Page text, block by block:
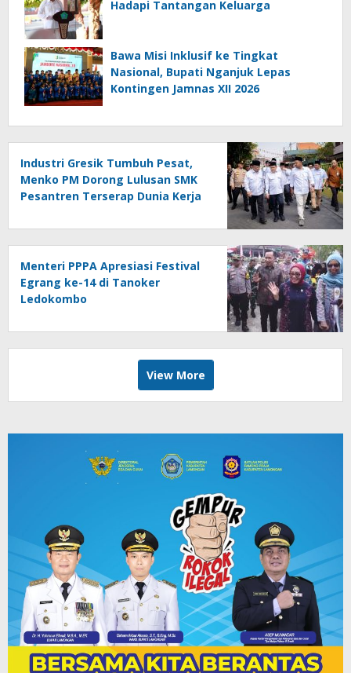
Hadapi Tantangan Keluarga
Bawa Misi Inklusif ke Tingkat
Nasional, Bupati Nganjuk Lepas
Kontingen Jamnas XII 2026
Industri Gresik Tumbuh Pesat,
Menko PM Dorong Lulusan SMK
Pesantren Terserap Dunia Kerja
Menteri PPPA Apresiasi Festival
Egrang ke-14 di Tanoker
Ledokombo
View More